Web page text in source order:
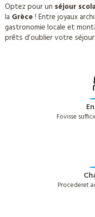
Optez pour un séjour
la Grèce ! Entre joyaux
gastronomie locale et
prêts d’oublier votre
Fovisse
Procederet